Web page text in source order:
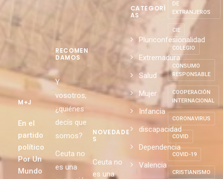
M+J
En el
partido
político
Por Un
Mundo
RECOMEN
DAMOS
Y
vosotros,
¿quiénes
decís que
somos?
Ceuta no
es una
NOVEDADE
S
Ceuta no
es una
CATEGORÍ
AS
Pluriconfesionalidad
Extremadura
Salud
Mujer
Infancia
discapacidad
Dependencia
Valencia
DE
EXTRANJEROS
CIE
COLEGIO
CONSUMO
RESPONSABLE
COOPERACIÓN
INTERNACIONAL
CORONAVIRUS
COVID
COVID-19
CRISTIANISMO